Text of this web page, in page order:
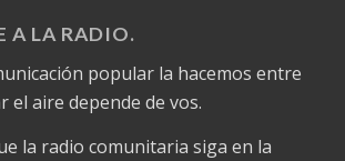
A LA RADIO.
popular la hacemos entre
el aire depende de vos.
la radio comunitaria siga en la